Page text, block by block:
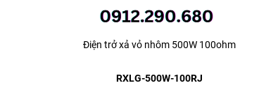
Điện trở xả vỏ nhôm 500W 100ohm
RXLG-500W-100RJ